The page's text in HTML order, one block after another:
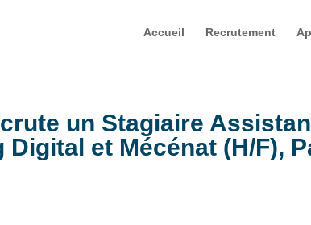
Accueil Recrutement
un Stagiaire
Digital et Mécénat (H/F),